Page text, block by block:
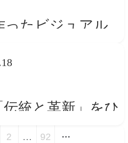
たビジュアル、
伝統と革新」をひ
観に──新VIを体
2 … 92